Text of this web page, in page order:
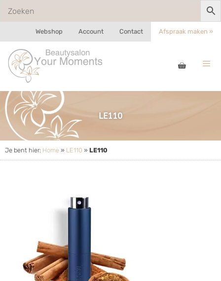
Webshop Account Contact Afspraak maken »
LE110
Je bent hier: Home » LE110 » LE110